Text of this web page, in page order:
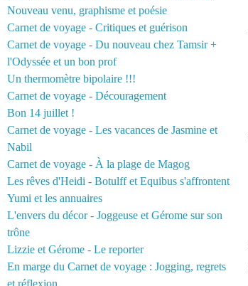
Nouveau venu, graphisme et poésie
Carnet de voyage - Critiques et guérison
Carnet de voyage - Du nouveau chez Tamsir +
l'Odyssée et un bon prof
Un thermomètre bipolaire !!!
Carnet de voyage - Découragement
Bon 14 juillet !
Carnet de voyage - Les vacances de Jasmine et
Nabil
Carnet de voyage - À la plage de Magog
Les rêves d'Heidi - Botulff et Equibus s'affrontent
Yumi et les annuaires
L'envers du décor - Joggeuse et Gérome sur son
trône
Lizzie et Gérome - Le reporter
En marge du Carnet de voyage : Jogging, regrets
et réflexion